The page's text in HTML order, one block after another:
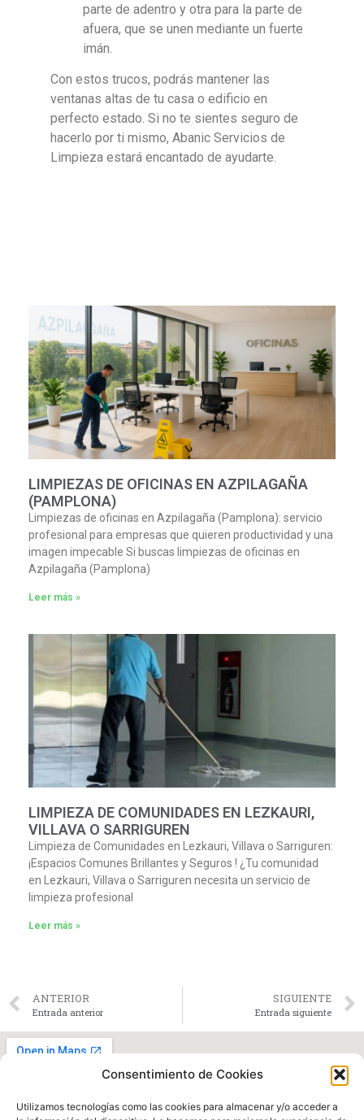
Consentimiento de Cookies
Utilizamos tecnologías como las cookies para almacenar y/o acceder a
parte de adentro y otra para la parte de
afuera, que se unen mediante un fuerte
imán.
Con estos trucos, podrás mantener las
ventanas altas de tu casa o edificio en
perfecto estado. Si no te sientes seguro de
hacerlo por ti mismo, Abanic Servicios de
Limpieza estará encantado de ayudarte.
LIMPIEZAS DE OFICINAS EN AZPILAGAÑA
(PAMPLONA)
Limpiezas de oficinas en Azpilagaña (Pamplona): servicio
profesional para empresas que quieren productividad y una
imagen impecable Si buscas limpiezas de oficinas en
Azpilagaña (Pamplona)
Leer más »
LIMPIEZA DE COMUNIDADES EN LEZKAURI,
VILLAVA O SARRIGUREN
Limpieza de Comunidades en Lezkauri, Villava o Sarriguren:
¡Espacios Comunes Brillantes y Seguros ! ¿Tu comunidad
en Lezkauri, Villava o Sarriguren necesita un servicio de
limpieza profesional
Leer más »
ANTERIOR
Entrada anterior
SIGUIENTE
Entrada siguiente